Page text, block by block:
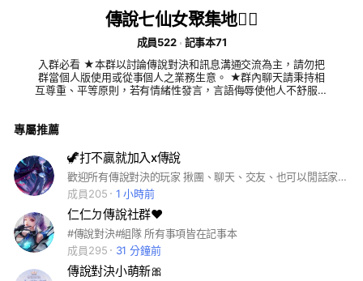
傳說七仙女聚集地🧚‍♀️
成員522
記事本71
入群必看 ★本群以討論傳說對決和訊息溝通交流為主，請勿把
群當個人版使用或從事個人之業務生意。 ★群內聊天請秉持相
互尊重、平等原則，若有情緒性發言，言語侮辱使他人不舒服，
管理員制止仍不聽勸者，將移出群組。 ★遊戲大家都有爆雷的
暴力、色情之圖片、影片、連結。 ★切勿分享黃/賭/毒/噁心/恐
怖資訊 ★請勿私加或騷擾群友，有問題請向群主或管理員反
映。 ★每晚上不定期約戰，進行觀念交流。 ★遊戲中開局請玩
到底，勿投降。 ★不嘴炮、不吵架、不鬧事。 ★禁止金錢往來/
帳號交易 ★以上規則隨時更動不另行通知。 ★本群保留隨時請
你出去不需要理由之權利。
專屬推薦
🦖打不贏就加入x傳說
歡迎所有傳說對決的玩家 揪團、聊天、交友、也可以閒話家常 ❌嚴禁騷擾異性群友 熟人之間玩笑請拿捏分寸， 避免不熟識的群友感受不好！ ❌嚴禁政治話題！ ❌嚴禁任何金錢糾紛，私人交易！ ❌私下交友、私人聯絡方式、唉居臉書 管理不做任何干涉， 請群友自行拿捏 分寸， 倘若引起糾紛影響到社群， 相關人士一律剔除 ❌嚴禁任何不理性的言論及爭執 #傳說對決 #遊戲 #聊天交友
成員205
1 小時前
仁仁ㄉ傳說社群❤️
#傳說對決#組隊 所有事項皆在記事本
成員295
31 分鐘前
傳說對決小萌新🎀